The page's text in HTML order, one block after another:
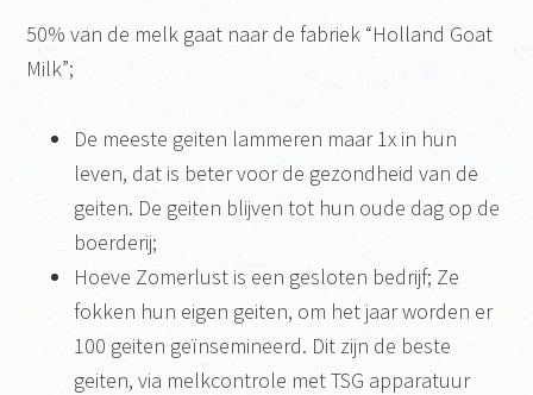
50% van de melk gaat naar de fabriek “Holland Goat
Milk”;
De meeste geiten lammeren maar 1x in hun
leven, dat is beter voor de gezondheid van de
geiten. De geiten blijven tot hun oude dag op de
boerderij;
Hoeve Zomerlust is een gesloten bedrijf; Ze
fokken hun eigen geiten, om het jaar worden er
100 geiten geïnsemineerd. Dit zijn de beste
geiten, via melkcontrole met TSG apparatuur